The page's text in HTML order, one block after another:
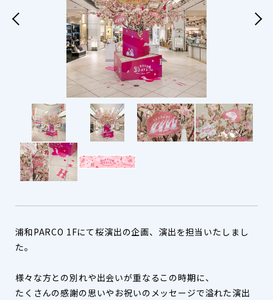
浦和PARCO 1Fにて桜演出の企画、演出を担当いたしまし
た。
様々な方との別れや出会いが重なるこの時期に、
たくさんの感謝の思いやお祝いのメッセージで溢れた演出